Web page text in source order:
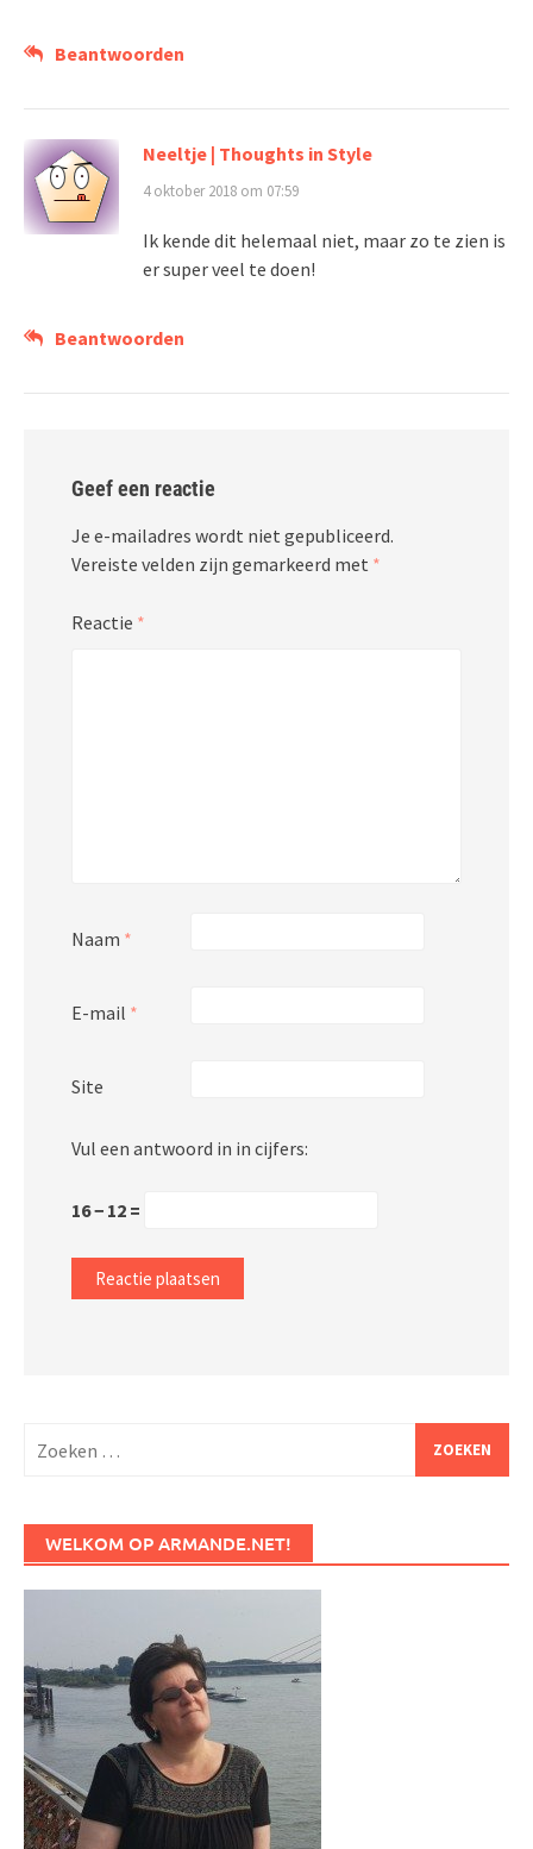
Beantwoorden
Neeltje | Thoughts in Style
4 oktober 2018 om 07:59
Ik kende dit helemaal niet, maar zo te zien is
er super veel te doen!
Beantwoorden
Geef een reactie
Je e-mailadres wordt niet gepubliceerd.
Vereiste velden zijn gemarkeerd met *
Reactie *
Naam *
E-mail *
Site
Vul een antwoord in in cijfers:
16 − 12 =
naar:
WELKOM OP ARMANDE.NET!